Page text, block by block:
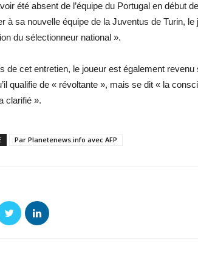
été absent de l’équipe du Portugal en début
à sa nouvelle équipe de la Juventus de Turin,
du sélectionneur national ».
de cet entretien, le joueur est également
qualifie de « révoltante », mais se dit « la
clarifié ».
Par Planetenews.info avec AFP